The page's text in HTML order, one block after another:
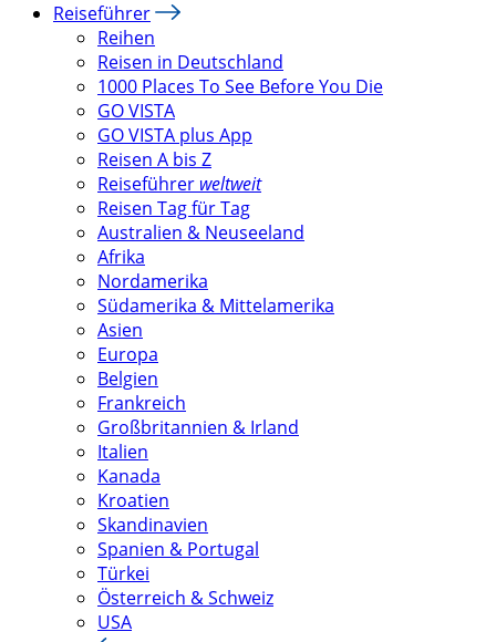
Reiseführer
Reihen
Reisen in Deutschland
1000 Places To See Before You Die
GO VISTA
GO VISTA plus App
Reisen A bis Z
Reiseführer weltweit
Reisen Tag für Tag
Australien & Neuseeland
Afrika
Nordamerika
Südamerika & Mittelamerika
Asien
Europa
Belgien
Frankreich
Großbritannien & Irland
Italien
Kanada
Kroatien
Skandinavien
Spanien & Portugal
Türkei
Österreich & Schweiz
USA